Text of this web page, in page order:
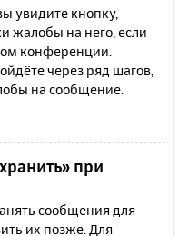
увидите кнопку,
жалобы на него, если
конференции.
через ряд шагов,
на сообщение.
при
сообщения для
их позже. Для